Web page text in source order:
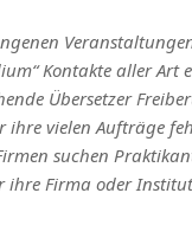
Kontakte aller Art
Übersetzer
ihre vielen Aufträge
suchen
ihre Firma oder